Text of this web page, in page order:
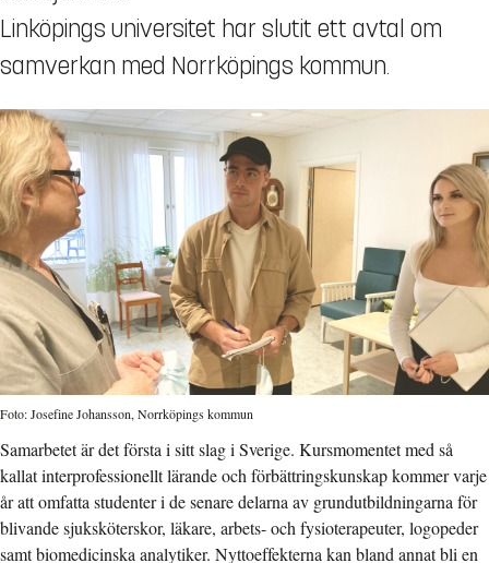
Linköpings universitet har slutit ett avtal om
samverkan med Norrköpings kommun.
Foto: Josefine Johansson, Norrköpings kommun
Samarbetet är det första i sitt slag i Sverige. Kursmomentet med så
kallat interprofessionellt lärande och förbättringskunskap kommer varje
år att omfatta studenter i de senare delarna av grundutbildningarna för
blivande sjuksköterskor, läkare, arbets- och fysioterapeuter, logopeder
samt biomedicinska analytiker. Nyttoeffekterna kan bland annat bli en